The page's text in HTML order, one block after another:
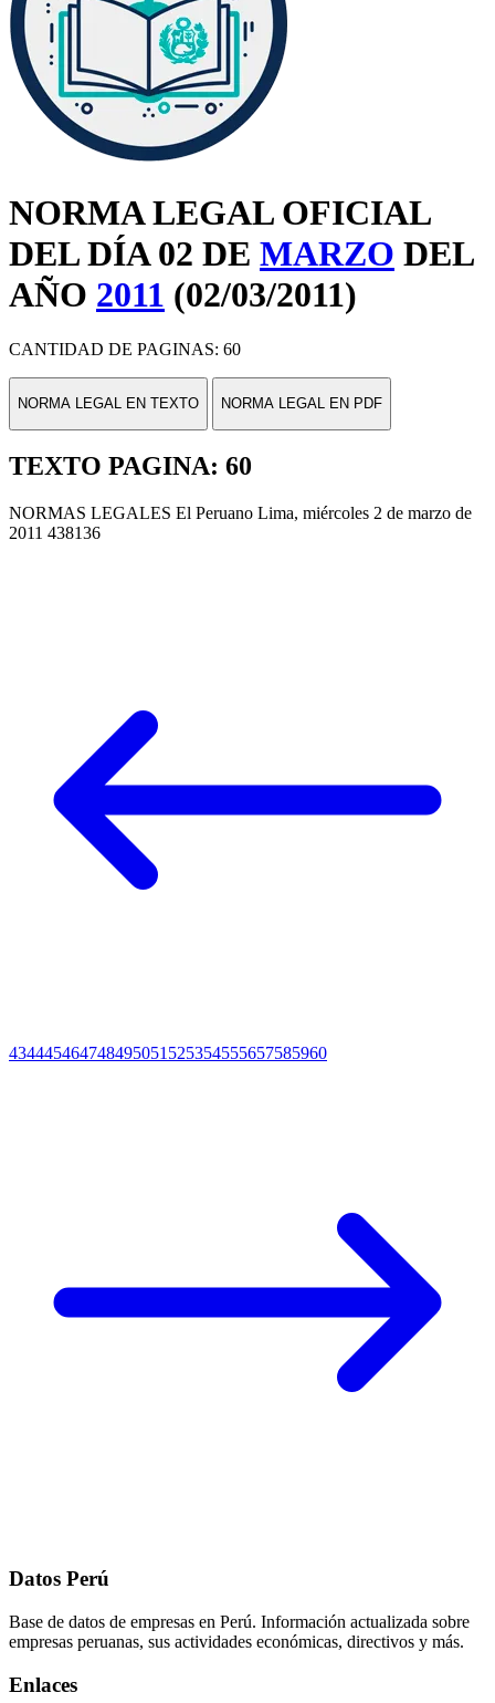
NORMA LEGAL OFICIAL
DEL DÍA 02 DE MARZO DEL
AÑO 2011 (02/03/2011)
CANTIDAD DE PAGINAS: 60
NORMA LEGAL EN TEXTO NORMA LEGAL EN PDF
TEXTO PAGINA: 60
NORMAS LEGALES El Peruano Lima, miércoles 2 de marzo de
2011 438136
434445464748495051 525354555657585960
Datos Perú
Base de datos de empresas en Perú. Información actualizada sobre
empresas peruanas, sus actividades económicas, directivos y más.
Enlaces